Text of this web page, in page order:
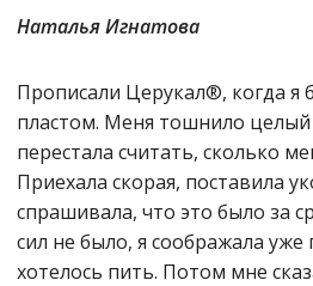
Наталья Игнатова
Прописали Церукал®, когда я
пластом. Меня тошнило целый
перестала считать, сколько
Приехала скорая, поставила
спрашивала, что это было за
сил не было, я соображала
хотелось пить. Потом мне